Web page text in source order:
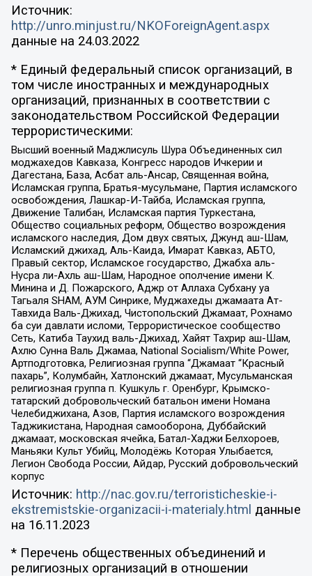
Источник:
http://unro.minjust.ru/NKOForeignAgent.aspx
данные на 24.03.2022
* Единый федеральный список организаций, в
том числе иностранных и международных
организаций, признанных в соответствии с
законодательством Российской Федерации
террористическими:
Высший военный Маджлисуль Шура Объединенных сил
моджахедов Кавказа, Конгресс народов Ичкерии и
Дагестана, База, Асбат аль-Ансар, Священная война,
Исламская группа, Братья-мусульмане, Партия исламского
освобождения, Лашкар-И-Тайба, Исламская группа,
Движение Талибан, Исламская партия Туркестана,
Общество социальных реформ, Общество возрождения
исламского наследия, Дом двух святых, Джунд аш-Шам,
Исламский джихад, Аль-Каида, Имарат Кавказ, АБТО,
Правый сектор, Исламское государство, Джабха аль-
Нусра ли-Ахль аш-Шам, Народное ополчение имени К.
Минина и Д. Пожарского, Аджр от Аллаха Субхану уа
Тагьаля SHAM, АУМ Синрике, Муджахеды джамаата Ат-
Тавхида Валь-Джихад, Чистопольский Джамаат, Рохнамо
ба суи давлати исломи, Террористическое сообщество
Сеть, Катиба Таухид валь-Джихад, Хайят Тахрир аш-Шам,
Ахлю Сунна Валь Джамаа, National Socialism/White Power,
Артподготовка, Религиозная группа “Джамаат “Красный
пахарь”, Колумбайн, Хатлонский джамаат, Мусульманская
религиозная группа п. Кушкуль г. Оренбург, Крымско-
татарский добровольческий батальон имени Номана
Челебиджихана, Азов, Партия исламского возрождения
Таджикистана, Народная самооборона, Дуббайский
джамаат, московская ячейка, Батал-Хаджи Белхороев,
Маньяки Культ Убийц, Молодёжь Которая Улыбается,
Легион Свобода России, Айдар, Русский добровольческий
корпус
Источник: http://nac.gov.ru/terroristicheskie-i-
ekstremistskie-organizacii-i-materialy.html данные
на 16.11.2023
* Перечень общественных объединений и
религиозных организаций в отношении